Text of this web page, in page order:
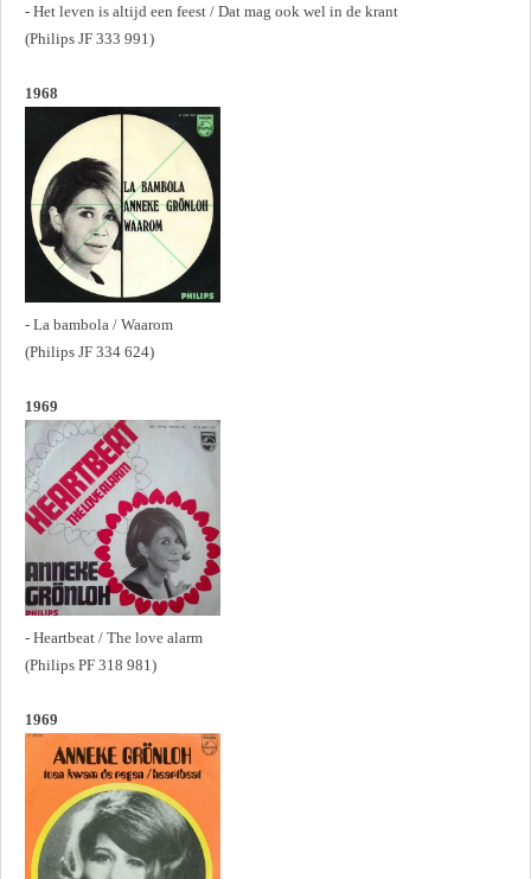
- Het leven is altijd een feest / Dat mag ook wel in de krant
(Philips JF 333 991)
1968
- La bambola / Waarom
(Philips JF 334 624)
1969
- Heartbeat / The love alarm
(Philips PF 318 981)
1969